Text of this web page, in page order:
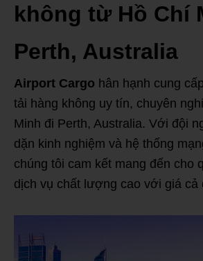
không từ Hồ Chí
Perth, Australia
Airport Cargo hân hạnh cung
tải hàng không uy tín, chuyên
Minh đi Perth, Australia. Với đội
dặn kinh nghiệm và hệ thống
chúng tôi cam kết mang đến cho
dịch vụ chất lượng cao với giá cả